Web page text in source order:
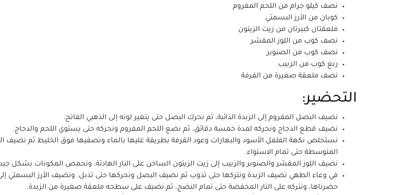
نصف كيلو جرام من اللحم المفروم
كوبان من الأرز البسمتي
ملعقتان كبيرتان من زيت الزيتون
نصف كوب من اللوز المقشر
نصف كوب من الصنوبر
ربع كوب من الزبيب
نصف ملعقة صغيرة من القرفة
التحضير:
نضيف البصل المفروم إلى الزبدة الذائبة، ثم نحرك البصل حتى يتغير لونه إلى الذهبي الفاتح.
نضيف قطع الدجاج ونحركه لمدة خمسة دقائق، ثم نضع اللحم المفروم ونحركه حتى يستوي اللحم والدجاج.
نستخلص نكهة الفلفل الأسود والبهارات وعود القرفة بطريقة غليها بالماء ونصفيها فوق الخليط ثم نضيف
المتوسطة حتى تمام الاستواء.
نضيف اللوز المقشر والصنوبر والزبيب إلى زيت الزيتون الساخن على النار الهادئة، ونحمص المكونات بشكل
في وعاء الطهي نضيف الزبدة ونتركها حتى تذوب ثم نضيف البصل ونحركها حتى تذبل. ونضيف الأرز البسمتي إلى
حضرناها، ونتركه على النار المخفضة حتى تمام النضج، ثم نضيف على سطحه ملعقة صغيرة من الزبدة.